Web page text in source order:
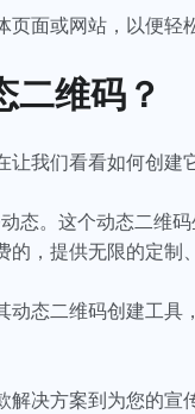
面或网站，以便轻
二维码？
让我们看看如何创建
态。这个动态二维
，提供无限的定制
动态二维码创建工
决方案到为您的